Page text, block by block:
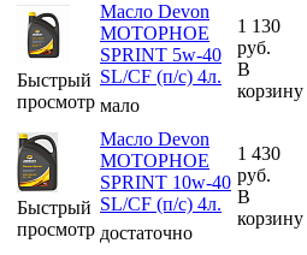
Быстрый
просмотр
Масло Devon
МОТОРНОЕ
SPRINT 5w-40
SL/CF (п/с) 4л.
мало
1 130
руб.
В
корзину
Быстрый
просмотр
Масло Devon
МОТОРНОЕ
SPRINT 10w-40
SL/CF (п/с) 4л.
достаточно
1 430
руб.
В
корзину